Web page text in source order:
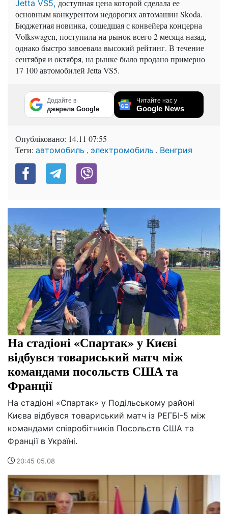
Jetta VS5, доступная цена которой сделала ее
основным конкурентом недорогих автомашин Skoda.
Бюджетная новинка, сошедшая с конвейера концерна
Volkswagen, поступила на рынок всего 2 месяца назад,
однако быстро завоевала высокий рейтинг. В течение
сентября и октября, на рынке было продано примерно
17 100 автомобилей Jetta VS5.
Додайте в
джерела Google
Читайте нас у
Google News
Опубліковано: 14.11 07:55
Теги: автомобиль , электромобиль , Венгрия
На стадіоні «Спартак» у Києві
відбувся товариський матч між
командами посольств США та
Франції
На стадіоні «Спартак» у Подільському районі
Києва відбувся товариський матч із РЕГБІ-5 між
командами співробітників Посольств США та
Франції в Україні.
20:45 05.08